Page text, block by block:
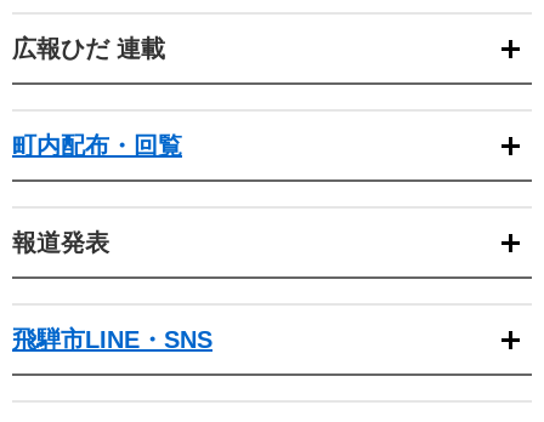
広報ひだ 連載
町内配布・回覧
報道発表
飛騨市LINE・SNS